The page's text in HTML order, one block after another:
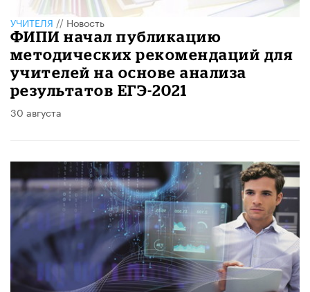
УЧИТЕЛЯ // Новость
ФИПИ начал публикацию
методических рекомендаций для
учителей на основе анализа
результатов ЕГЭ-2021
30 августа